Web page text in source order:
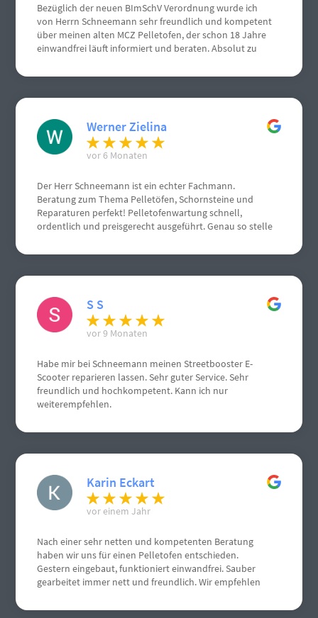
Bezüglich der neuen BImSchV Verordnung wurde ich
von Herrn Schneemann sehr freundlich und kompetent
über meinen alten MCZ Pelletofen, der schon 18 Jahre
einwandfrei läuft informiert und beraten. Absolut zu
vielen Dank.
Werner Zielina
vor 6 Monaten
Der Herr Schneemann ist ein echter Fachmann.
Beratung zum Thema Pelletöfen, Schornsteine und
Reparaturen perfekt! Pelletofenwartung schnell,
ordentlich und preisgerecht ausgeführt. Genau so stelle
S S
vor 9 Monaten
Habe mir bei Schneemann meinen Streetbooster E-
Scooter reparieren lassen. Sehr guter Service. Sehr
freundlich und hochkompetent. Kann ich nur
weiterempfehlen.
Karin Eckart
vor einem Jahr
Nach einer sehr netten und kompetenten Beratung
haben wir uns für einen Pelletofen entschieden.
Gestern eingebaut, funktioniert einwandfrei. Sauber
gearbeitet immer nett und freundlich. Wir empfehlen
Geschäfte. Grüße aus Gau Algesheim